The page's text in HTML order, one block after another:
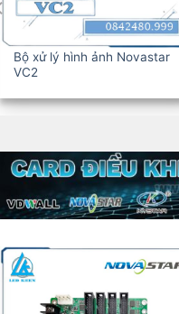
Bộ xử lý hình ảnh Novastar
VC6